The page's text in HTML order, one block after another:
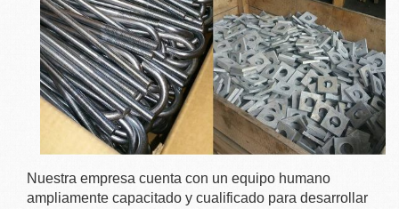
Nuestra empresa cuenta con un equipo humano
ampliamente capacitado y cualificado para desarrollar